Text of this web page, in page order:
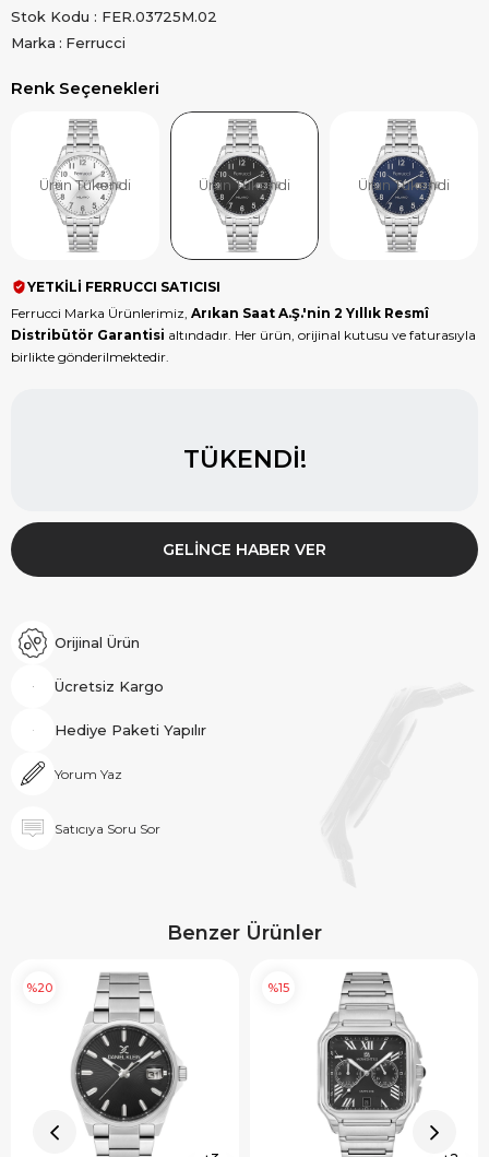
Stok Kodu
FER.03725M.02
Marka : Ferrucci
Renk Seçenekleri
Ürün Tükendi Ürün Tükendi Ürün Tükendi
YETKİLİ FERRUCCI SATICISI
Ferrucci Marka Ürünlerimiz, Arıkan Saat A.Ş.'nin 2 Yıllık Resmî
Distribütör Garantisi altındadır. Her ürün, orijinal kutusu ve faturasıyla
birlikte gönderilmektedir.
TÜKENDI!
GELINCE HABER VER
Orijinal Ürün
Ücretsiz Kargo
Hediye Paketi Yapılır
Yorum Yaz
Satıcıya Soru Sor
Benzer Ürünler
%20 %15